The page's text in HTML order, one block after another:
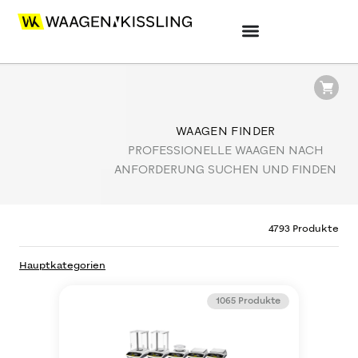
WAAGEN FINDER
PROFESSIONELLE WAAGEN NACH
ANFORDERUNG SUCHEN UND FINDEN
4793 Produkte
Hauptkategorien
1065 Produkte